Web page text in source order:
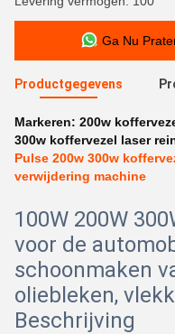
Ga Nu
Productgegevens
Markeren: 200w
300w koffervezel laser
Pulse 200w 300w
verwijdering machine
100W 200W
voor de
schoonmaken
oliebleken,
Beschrijving